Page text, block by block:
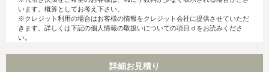
います。概算としてお考え下さい。
※クレジット利用の場合はお客様の情報をクレジット会社に提供させていただ
きます。詳しくは下記の個人情報の取扱いについての項目ｄをお読みくださ
い。
詳細お見積り